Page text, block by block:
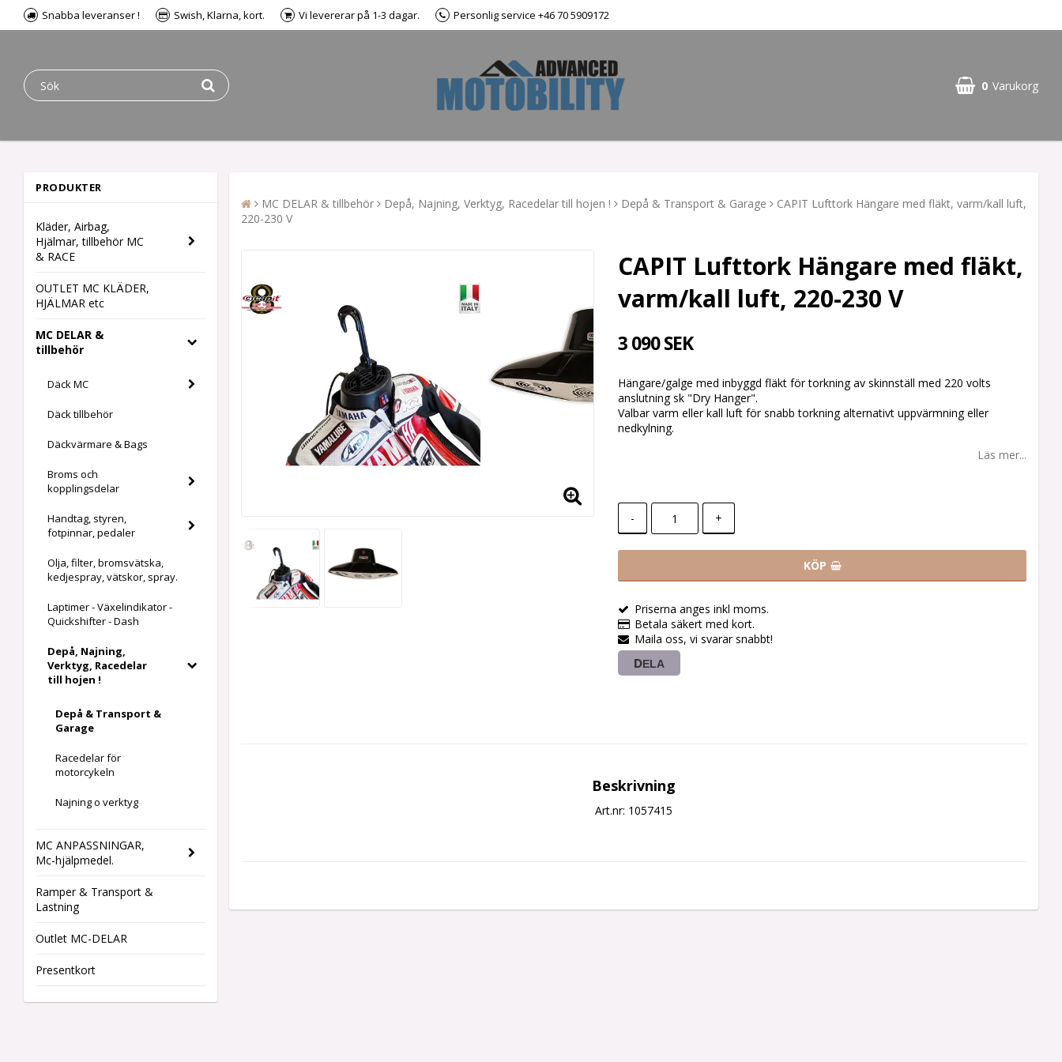
Snabba leveranser ! Swish, Klarna, kort. Vi levererar på 1-3 dagar. Personlig service +46 70 5909172
0 Varukorg
PRODUKTER
Kläder, Airbag,
Hjälmar, tillbehör MC
& RACE
OUTLET MC KLÄDER,
HJÄLMAR etc
MC DELAR &
tillbehör
Däck MC
Däck tillbehör
Däckvärmare & Bags
Broms och
kopplingsdelar
Handtag, styren,
fotpinnar, pedaler
Olja, filter, bromsvätska,
kedjespray, vätskor, spray.
Laptimer - Växelindikator -
Quickshifter - Dash
Depå, Najning,
Verktyg, Racedelar
till hojen !
Depå & Transport &
Garage
Racedelar för
motorcykeln
Najning o verktyg
MC ANPASSNINGAR,
Mc-hjälpmedel.
Ramper & Transport &
Lastning
Outlet MC-DELAR
Presentkort
MC DELAR & tillbehör Depå, Najning, Verktyg, Racedelar till hojen ! Depå & Transport & Garage
CAPIT Lufttork Hängare med fläkt, varm/kall luft,
220-230 V
CAPIT Lufttork Hängare med fläkt,
varm/kall luft, 220-230 V
3 090 SEK
Hängare/galge med inbyggd fläkt för torkning av skinnställ med 220 volts
anslutning sk "Dry Hanger".
Valbar varm eller kall luft för snabb torkning alternativt uppvärmning eller
nedkylning.
Läs mer...
- +
KÖP
Priserna anges inkl moms.
Betala säkert med kort.
Maila oss, vi svarar snabbt!
DELA
Beskrivning
Art.nr: 1057415